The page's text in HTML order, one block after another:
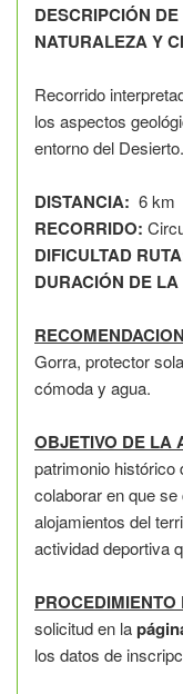
DESCRIPCIÓN
NATURALEZA Y
Recorrido
los aspectos
entorno del Desierto.
DISTANCIA: 6 km
RECORRIDO:
DIFICULTAD
DURACIÓN DE
Gorra, protector
cómoda y agua.
OBJETIVO DE LA
patrimonio histórico
colaborar en que
alojamientos del
actividad deportiva
solicitud en la
los datos de